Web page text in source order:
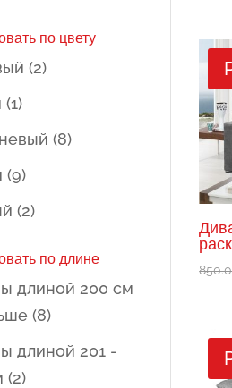
по цвету
(2)
(1)
(8)
(9)
(2)
по длине
длиной 200 см
(8)
длиной 201 -
(2)